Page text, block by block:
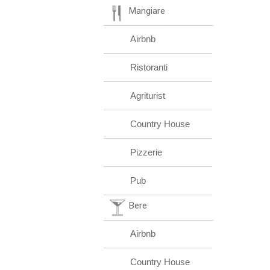
Mangiare
Airbnb
Ristoranti
Agriturist
Country House
Pizzerie
Pub
Bere
Airbnb
Country House